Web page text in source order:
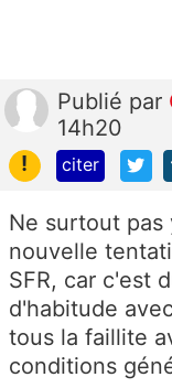
Publié par
14h20
!
citer
Ne surtout pas
nouvelle
SFR, car c'est
d'habitude
tous la faillite
conditions